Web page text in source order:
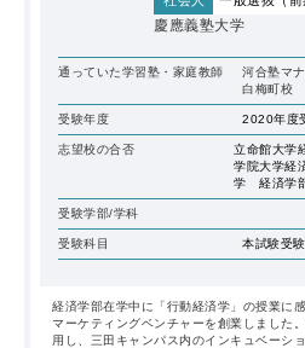
慶應義塾大学
通っていた学習塾・家庭教師
河合塾マ
白梅町校
受験年度 2020年度
立命館大学
学院大学
受験学部/学科
経済学部在学中に「行動経済学」の授業に